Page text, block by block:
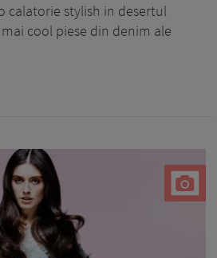
calatorie stylish in desertul
cool piese din denim ale